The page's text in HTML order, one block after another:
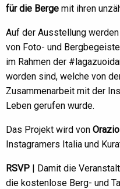
für die Berge mit ihren
Auf der Ausstellung
von Foto- und
im Rahmen der
worden sind, welche von
Zusammenarbeit mit der
Leben gerufen wurde.
Das Projekt wird von
Instagramers Italia und
RSVP | Damit die
die kostenlose Berg- und